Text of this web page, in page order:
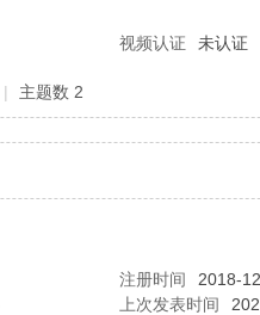
视频认证 未认证
| 主题数 2
注册时间
2018-
上次发表时间